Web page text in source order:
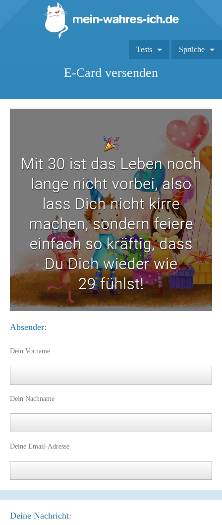
Tests Sprüche
E-Card versenden
Absender:
Dein Vorname
Dein Nachname
Deine Email-Adresse
Deine Nachricht: